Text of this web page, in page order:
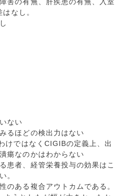
害の有無、肝疾患の有無、入室
なし。
ない
るほどの検出力はない
けではなくCIGIBの定義上、出
瘍なのかはわからない
患者、経管栄養投与の効果はこ
。
のある複合アウトカムである。